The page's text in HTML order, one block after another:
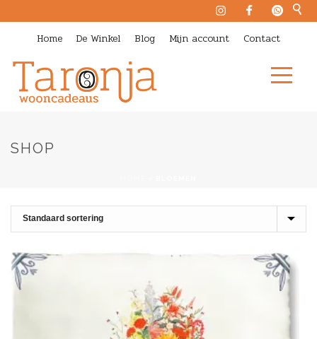
Home De Winkel Blog Mijn account Contact
SHOP